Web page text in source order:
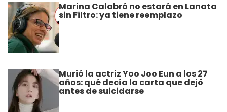
Marina Calabró no estará en Lanata
sin Filtro: ya tiene reemplazo
Murió la actriz Yoo Joo Eun a los 27
años: qué decía la carta que dejó
antes de suicidarse